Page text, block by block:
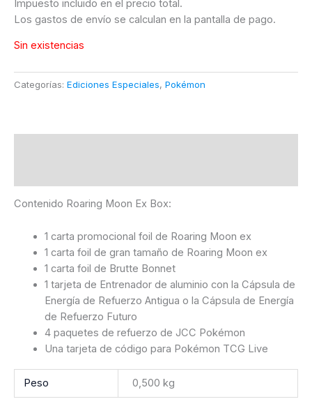
Impuesto incluido en el precio total.
Los gastos de envío se calculan en la pantalla de pago.
Sin existencias
Categorías: Ediciones Especiales, Pokémon
Contenido Roaring Moon Ex Box:
1 carta promocional foil de Roaring Moon ex
1 carta foil de gran tamaño de Roaring Moon ex
1 carta foil de Brutte Bonnet
1 tarjeta de Entrenador de aluminio con la Cápsula de
Energía de Refuerzo Antigua o la Cápsula de Energía
de Refuerzo Futuro
4 paquetes de refuerzo de JCC Pokémon
Una tarjeta de código para Pokémon TCG Live
Peso 0,500 kg